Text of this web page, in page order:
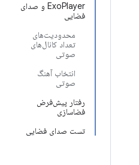
ExoPlayer و صدای
فضایی
محدودیت‌های
تعداد کانال‌های
صوتی
انتخاب آهنگ
صوتی
رفتار پیش‌فرض
فضاسازی
تست صدای فضایی